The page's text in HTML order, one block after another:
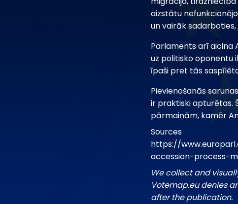
aizstātu
un vairāk
Parlaments arī aicina
uz politisko oponentu
īpaši pret tās
Pievienošanās
ir praktiski apturētas.
pārmaiņām, kamēr
Sources
https://
accession-process-
We collect and
Votemap.eu denies
after the publication.